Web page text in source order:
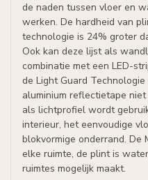
de naden tussen vloer en
werken. De hardheid van
technologie is 24% groter
Ook kan deze lijst als
combinatie met een LED-
de Light Guard
aluminium reflectietape
als lichtprofiel wordt
interieur, het eenvoudige
blokvormige onderrand. De
elke ruimte, de plint is
ruimtes mogelijk maakt.